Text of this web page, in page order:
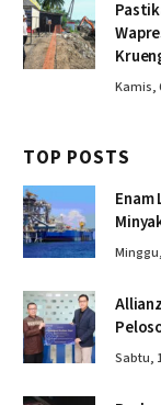
Kamis,
TOP POSTS
Enam
Sabtu,